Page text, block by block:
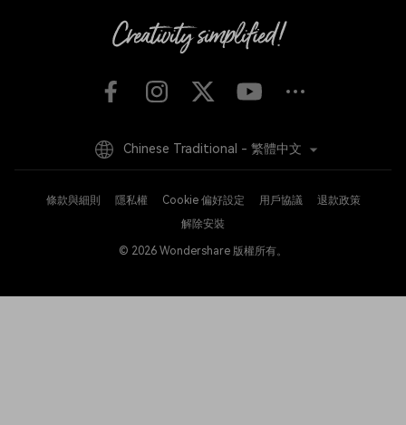
條款與細則 隱私權 Cookie 偏好設定 用戶協議
退款政策
解除安裝
© 2026 Wondershare 版權所有。
Chinese Traditional - 繁體中文